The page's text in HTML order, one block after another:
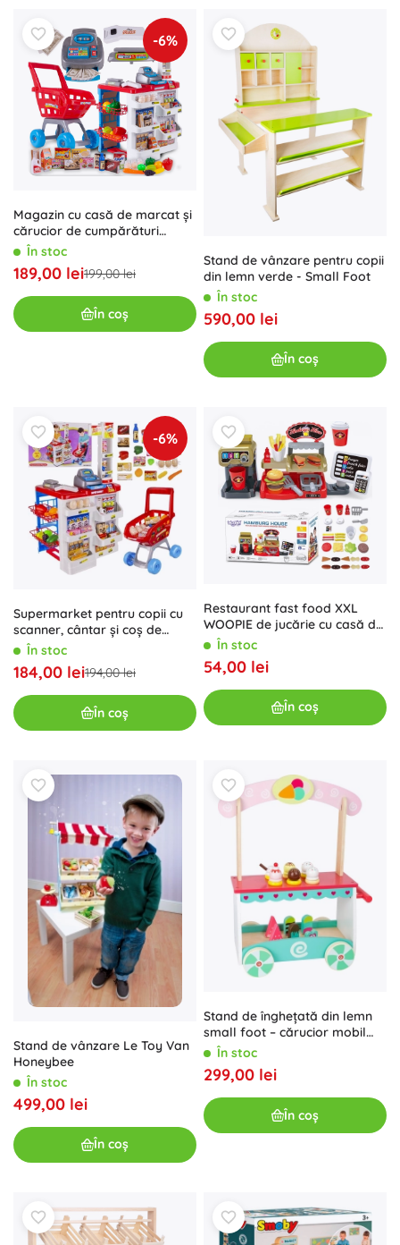
-6%
Magazin cu casă de marcat și
cărucior de cumpărături
Supermarket
În stoc
189,00 lei199,00 lei
În coș
Stand de vânzare pentru copii
din lemn verde - Small Foot
În stoc
590,00 lei
În coș
-6%
Supermarket pentru copii cu
scanner, cântar și coș de
cumpărături
În stoc
184,00 lei194,00 lei
În coș
Restaurant fast food XXL
WOOPIE de jucărie cu casă de
marcat și distribuitor de
În stoc
54,00 lei
În coș
Stand de vânzare Le Toy Van
Honeybee
În stoc
499,00 lei
În coș
Stand de înghețată din lemn
small foot – cărucior mobil
pentru copii
În stoc
299,00 lei
În coș